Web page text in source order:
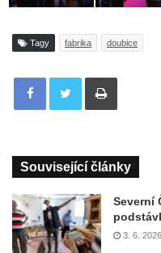
Tagy fabrika doubice
Tisknout
Související články
Severní
3. 6. 2026